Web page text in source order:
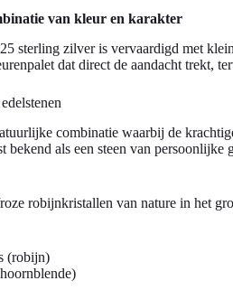
van kleur en karakter
sterling zilver is vervaardigd met
dat direct de aandacht trekt,
combinatie waarbij de
bekend als een steen van
robijnkristallen van nature in het
(robijn)